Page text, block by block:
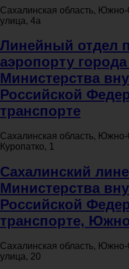
Сахалинская область,
улица, 4а
Линейный отдел
аэропорту
Министерства
Российской
транспорте
Сахалинская область,
Куропатко, 1
Сахалинский
Министерства
Российской
транспорте,
Сахалинская область, Южно-
улица, 20